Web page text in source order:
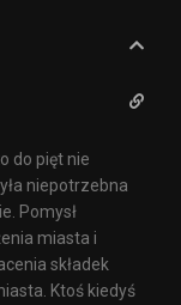
do pięt nie
niepotrzebna
Pomysł
miasta i
składek
Ktoś kiedyś